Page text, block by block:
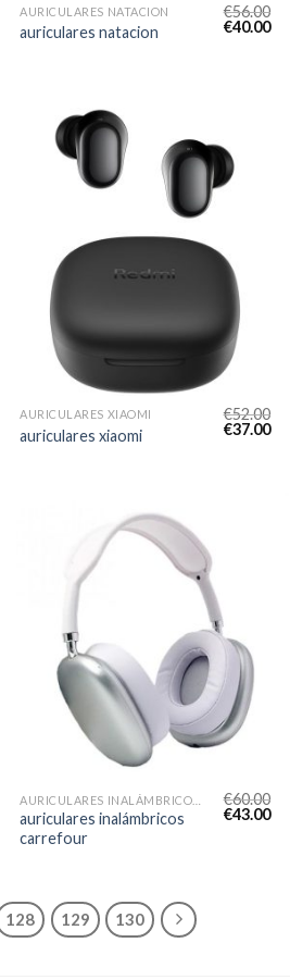
AURICULARES NATACION
auriculares natacion
€56.00
€40.00
AURICULARES XIAOMI
auriculares xiaomi
€52.00
€37.00
auriculares inalámbricos
carrefour
€60.00
€43.00
128 129 130